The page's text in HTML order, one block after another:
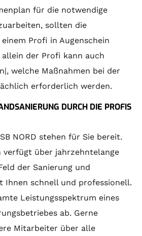
für die notwendige
sollten die
Profi in Augenschein
der Profi kann auch
welche Maßnahmen bei der
erforderlich werden.
DURCH DIE PROFIS
NORD stehen für Sie bereit.
verfügt über jahrzehntelange
der Sanierung und
Ihnen schnell und professionell.
Leistungsspektrum eines
ab. Gerne
Mitarbeiter über alle